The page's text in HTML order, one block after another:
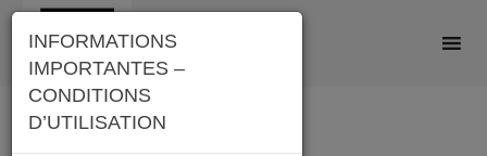
Skip
content
INFORMATIONS
IMPORTANTES –
CONDITIONS
D’UTILISATION